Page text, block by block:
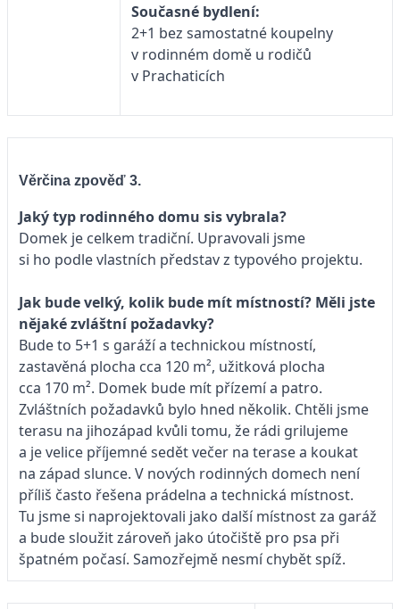
Současné bydlení:
2+1 bez samostatné koupelny
v rodinném domě u rodičů
v Prachaticích
Věrčina zpověď 3.
Jaký typ rodinného domu sis vybrala?
Domek je celkem tradiční. Upravovali jsme
si ho podle vlastních představ z typového projektu.
Jak bude velký, kolik bude mít místností? Měli jste
nějaké zvláštní požadavky?
Bude to 5+1 s garáží a technickou místností,
zastavěná plocha cca 120 m², užitková plocha
cca 170 m². Domek bude mít přízemí a patro.
Zvláštních požadavků bylo hned několik. Chtěli jsme
terasu na jihozápad kvůli tomu, že rádi grilujeme
a je velice příjemné sedět večer na terase a koukat
na západ slunce. V nových rodinných domech není
příliš často řešena prádelna a technická místnost.
Tu jsme si naprojektovali jako další místnost za garáž
a bude sloužit zároveň jako útočiště pro psa při
špatném počasí. Samozřejmě nesmí chybět spíž.